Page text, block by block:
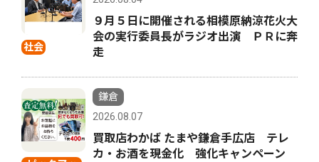
社会
９月５日に開催される相模原納涼花火大
会の実行委員長がラジオ出演 ＰＲに奔
走
鎌倉
2026.08.07
買取店わかば たまや鎌倉手広店 テレ
カ・お酒を現金化 強化キャンペーン